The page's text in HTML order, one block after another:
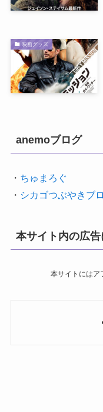
映画グッズ
anemoブログ
・ ちゅまろぐ
・ シカゴつぶやきブ
本サイト内の広
本サイトにはア